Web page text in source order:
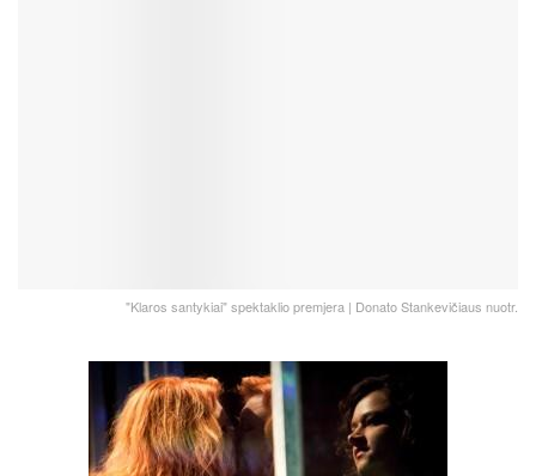
"Klaros santykiai" spektaklio premjera | Donato Stankevičiaus nuotr.